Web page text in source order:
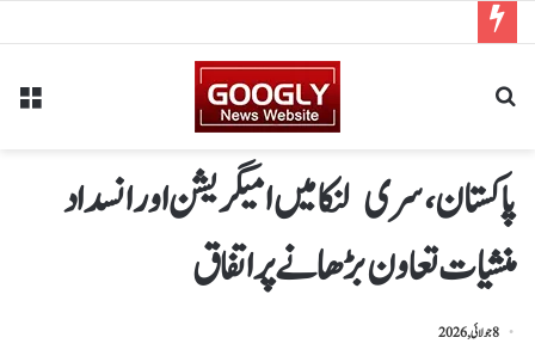
پاکستان، سری لنکا میں امیگریشن اور انسداد
منشیات تعاون بڑھانے پر اتفاق
8 جولائی, 2026